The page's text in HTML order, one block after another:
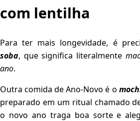
com lentilha
Para ter mais longevidade, é
soba, que significa literalmente
ano.
Outra comida de Ano-Novo é o
preparado em um ritual chamado
o novo ano traga boa sorte e